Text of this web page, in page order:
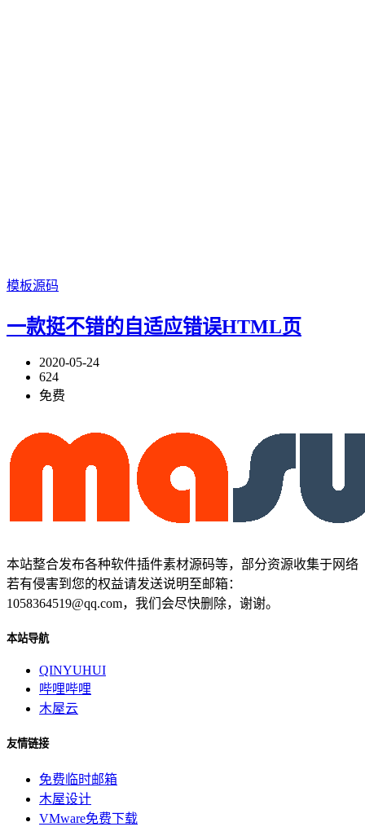
模板源码
一款挺不错的自适应错误HTML页
2020-05-24
624
免费
本站整合发布各种软件插件素材源码等，部分资源收集于网络
若有侵害到您的权益请发送说明至邮箱：
1058364519@qq.com，我们会尽快删除，谢谢。
本站导航
QINYUHUI
哔哩哔哩
木屋云
友情链接
免费临时邮箱
木屋设计
VMware免费下载